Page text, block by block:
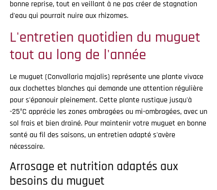
bonne reprise, tout en veillant à ne pas créer de stagnation
d'eau qui pourrait nuire aux rhizomes.
L'entretien quotidien du muguet
tout au long de l'année
Le muguet (Convallaria majalis) représente une plante vivace
aux clochettes blanches qui demande une attention régulière
pour s'épanouir pleinement. Cette plante rustique jusqu'à
-25°C apprécie les zones ombragées ou mi-ombragées, avec un
sol frais et bien drainé. Pour maintenir votre muguet en bonne
santé au fil des saisons, un entretien adapté s'avère
nécessaire.
Arrosage et nutrition adaptés aux
besoins du muguet